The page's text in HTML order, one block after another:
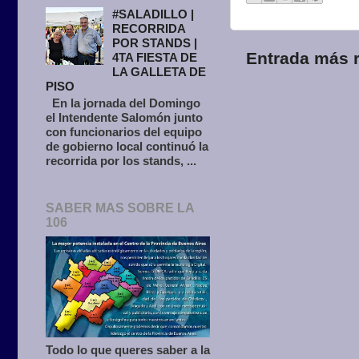
Entrada más
#SALADILLO |
RECORRIDA
POR STANDS |
4TA FIESTA DE
LA GALLETA DE
PISO
En la jornada del Domingo
el Intendente Salomón junto
con funcionarios del equipo
de gobierno local continuó la
recorrida por los stands, ...
SABER MAS SOBRE LA
106
Todo lo que queres saber a la